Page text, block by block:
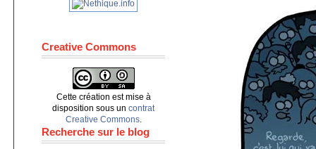
Creative Commons
Cette création est mise à
disposition sous un contrat
Creative Commons.
Recherche sur le blog